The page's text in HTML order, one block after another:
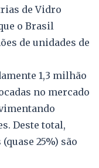
de Vidro
o Brasil
de unidades de
1,3 milhão
no mercado
Deste total,
25%) são